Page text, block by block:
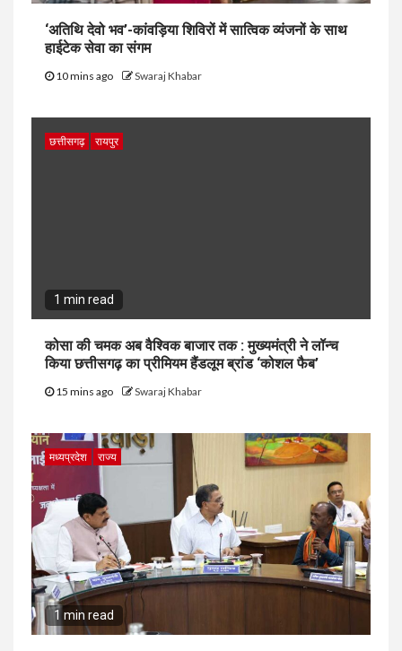
‘अतिथि देवो भव’-कांवड़िया शिविरों में सात्विक व्यंजनों के साथ
हाईटेक सेवा का संगम
10 mins ago Swaraj Khabar
छत्तीसगढ़ रायपुर
1 min read
कोसा की चमक अब वैश्विक बाजार तक : मुख्यमंत्री ने लॉन्च
किया छत्तीसगढ़ का प्रीमियम हैंडलूम ब्रांड ‘कोशल फैब’
15 mins ago Swaraj Khabar
मध्यप्रदेश राज्य
1 min read